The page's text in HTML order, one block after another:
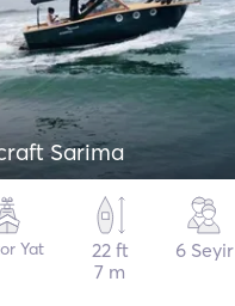
Sarima
Yat
22 ft
7 m
6 Seyir